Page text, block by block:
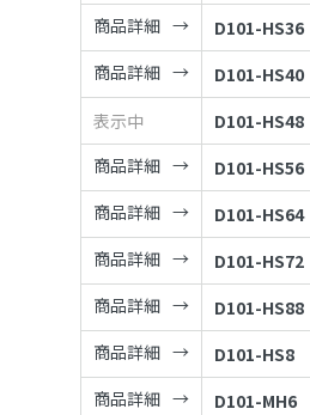
商品詳細
D101-HS36
商品詳細
D101-HS40
表示中
D101-HS48
商品詳細
D101-HS56
商品詳細
D101-HS64
商品詳細
D101-HS72
商品詳細
D101-HS88
商品詳細
D101-HS8
商品詳細
D101-MH6